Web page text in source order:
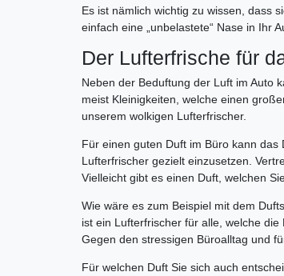
Es ist nämlich wichtig zu wissen, dass
einfach eine „unbelastete“ Nase in Ihr
Der Lufterfrische für
Neben der Beduftung der Luft im Auto
meist Kleinigkeiten, welche einen
unserem wolkigen Lufterfrischer.
Für einen guten Duft im Büro kann
Lufterfrischer gezielt einzusetzen.
Vielleicht gibt es einen Duft, welchen
Wie wäre es zum Beispiel mit dem
ist ein Lufterfrischer für alle, welche
Gegen den stressigen Büroalltag und
Für welchen Duft Sie sich auch